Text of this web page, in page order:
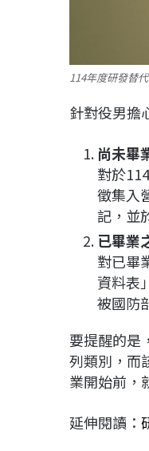
114年度研發替
針對役男擔
尚未畢
對於
徵集入
記，並
已畢業
對已畢
資料表
被國防
要提醒的是
列類別，而
業開始前，
延伸閱讀：